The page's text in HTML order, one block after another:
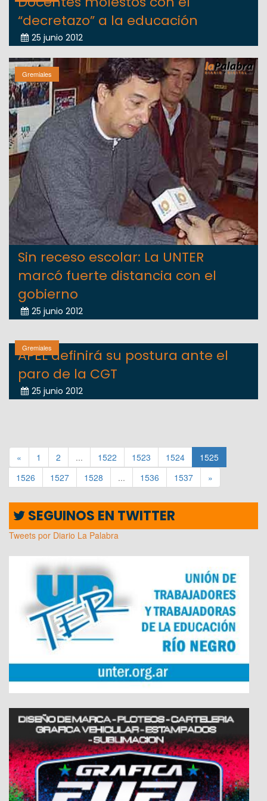
“decretazo” a la educación
25 junio 2012
Gremiales
Sin receso escolar: La UNTER
marcó fuerte distancia con el
gobierno
25 junio 2012
Gremiales
APEL definirá su postura ante el
paro de la CGT
25 junio 2012
« 1 2 ... 1522 1523 1524
1525
1526
1527 1528 ... 1536 1537 »
SEGUINOS EN TWITTER
Tweets por Diario La Palabra